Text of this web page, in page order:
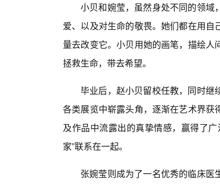
小贝和婉莹，虽然身处不同的领域
爱、以及对生命的敬畏。她们都在用
量去改变它。小贝用她的画笔，描绘
拯救生命，带去希望。
毕业后，赵小贝留校任教，同时
各类展览中崭露头角，逐渐在艺术界
及作品中流露出的真挚情感，赢得了
家”联系在一起。
张婉莹则成为了一名优秀的临床